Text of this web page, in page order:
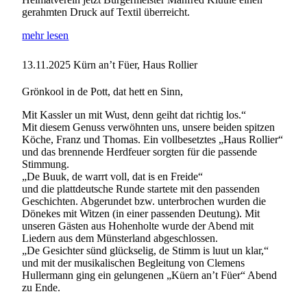
gerahmten Druck auf Textil überreicht.
mehr lesen
13.11.2025 Kürn an’t Füer, Haus Rollier
Grönkool in de Pott, dat hett en Sinn,
Mit Kassler un mit Wust, denn geiht dat richtig los.“
Mit diesem Genuss verwöhnten uns, unsere beiden spitzen
Köche, Franz und Thomas. Ein vollbesetztes „Haus Rollier“
und das brennende Herdfeuer sorgten für die passende
Stimmung.
„De Buuk, de warrt voll, dat is en Freide“
und die plattdeutsche Runde startete mit den passenden
Geschichten. Abgerundet bzw. unterbrochen wurden die
Dönekes mit Witzen (in einer passenden Deutung). Mit
unseren Gästen aus Hohenholte wurde der Abend mit
Liedern aus dem Münsterland abgeschlossen.
„De Gesichter sünd glückselig, de Stimm is luut un klar,“
und mit der musikalischen Begleitung von Clemens
Hullermann ging ein gelungenen „Küern an’t Füer“ Abend
zu Ende.